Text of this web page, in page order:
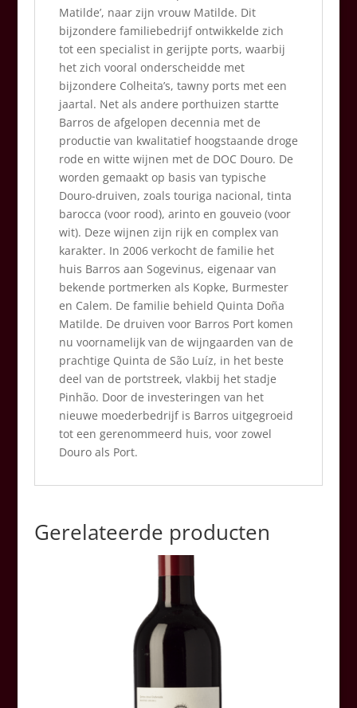
Matilde’, naar zijn vrouw Matilde. Dit
bijzondere familiebedrijf ontwikkelde zich
tot een specialist in gerijpte ports, waarbij
het zich vooral onderscheidde met
bijzondere Colheita’s, tawny ports met een
jaartal. Net als andere porthuizen startte
Barros de afgelopen decennia met de
productie van kwalitatief hoogstaande droge
rode en witte wijnen met de DOC Douro. De
worden gemaakt op basis van typische
Douro-druiven, zoals touriga nacional, tinta
barocca (voor rood), arinto en gouveio (voor
wit). Deze wijnen zijn rijk en complex van
karakter. In 2006 verkocht de familie het
huis Barros aan Sogevinus, eigenaar van
bekende portmerken als Kopke, Burmester
en Calem. De familie behield Quinta Doña
Matilde. De druiven voor Barros Port komen
nu voornamelijk van de wijngaarden van de
prachtige Quinta de São Luíz, in het beste
deel van de portstreek, vlakbij het stadje
Pinhão. Door de investeringen van het
nieuwe moederbedrijf is Barros uitgegroeid
tot een gerenommeerd huis, voor zowel
Douro als Port.
Gerelateerde producten